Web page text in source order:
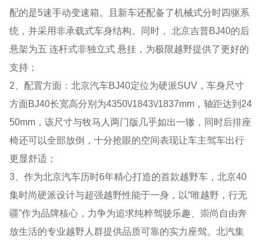
配的是5速手动变速箱。且新车还配备了机械式分时四驱系
统，并采用非承载式车身结构。同时， 北京吉普BJ40的后
悬架为五 连杆式非独立式 悬挂，为极限越野提供了更好的
支持；
2、配置方面：北京汽车BJ40定位为硬派SUV，车身尺寸
方面BJ40长宽高分别为4350\/1843\/1837mm，轴距达到24
50mm，该尺寸与牧马人两门版几乎如出一辙，同时后排座
椅还可以全部放倒，十分抢眼的空间表现让车主驾车出行
更显舒适；
3、作为北京汽车历时6年精心打造的首款越野车，北京40
集时尚硬派设计与超强越野性能于一身，以“唯越野，行无
疆”作为品牌核心，力争为追求纯粹驾驶乐趣、崇尚自由奔
放生活的专业越野人群提供品质可靠的实力座驾。北汽集